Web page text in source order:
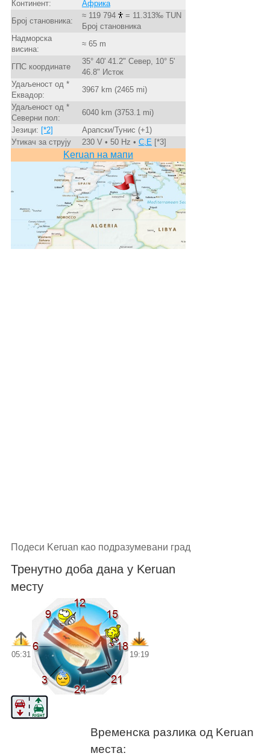
Континент:
Африка
Број становника:
≈ 119 794
= 11.313‰ TUN
Број становника
Надморска
висина:
≈ 65 m
ГПС координате
35° 40' 41.2" Север, 10° 5'
46.8" Исток
Удаљеност од *
Еквадор:
3967 km (2465 mi)
Удаљеност од *
Северни пол:
6040 km (3753.1 mi)
Језици: [*2]
Арапски/Тунис (+1)
Утикач за струју
230 V • 50 Hz • C,E[*3]
Keruan на мапи
Подеси Keruan као подразумевани град
Тренутно доба дана у Keruan
месту
05:31 19:19
Временска разлика од Keruan
места: